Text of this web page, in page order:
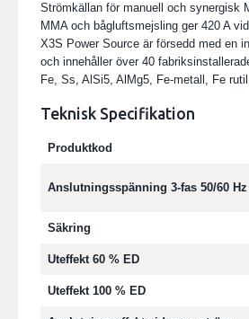
Strömkällan för manuell och synergisk
MMA och bågluftsmejsling ger 420 A
X3S Power Source är försedd med en
och innehåller över 40
Fe, Ss, AlSi5, AlMg5, Fe-metall, Fe
Teknisk Specifikation
Produktkod
Anslutningsspänning 3-fas 50/60 Hz
Säkring
Uteffekt 60 % ED
Uteffekt 100 % ED